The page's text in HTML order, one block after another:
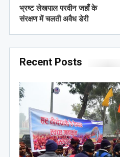
भ्रष्ट लेखपाल परवीन जहाँ के
संरक्षण में चलती अवैध डेरी
Recent Posts